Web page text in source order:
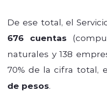
De ese total, el
676 cuentas
naturales y 138
70% de la cifra total,
de pesos.